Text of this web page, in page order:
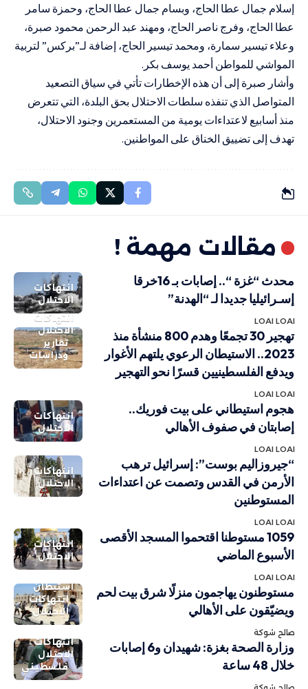
إسلام جمال عطا الحاج، وبسام جمال عطا الحاج، وحمزة سامر
عطا الحاج، وفرج ناصر الحاج، ومهند عبد الرحمن محمود صبرة،
وعلاء تيسير سمارة، ومحمد تيسير الحاج، إضافة لـ”بركس” لتربية
المواشي للمواطن أحمد يوسف بكر.
وأشار صبرة إلى أن هذه الإخطارات تأتي في سياق التصعيد
المتواصل الذي تنفذه سلطات الاحتلال بحق البلدة، التي تتعرض
منذ أسابيع لاعتداءات يومية من المستعمرين وجنود الاحتلال،
تهدف إلى تضييق الخناق على المواطنين.
مقالات مهمة !
انتهاكات
الاحتلال
محدث “غزة “.. إصابات بـ 16خرقا
إسـرائيليا جديدا لـ “الهدنة”
LOAI LOAI
انتهاكات
الاحتلال
تقارير
ودراسات
تهجير 30 تجمعًا وهدم 800 منشأة منذ
2023.. الاستيطان الرعوي يلتهم الأغوار
ويدفع الفلسطينيين قسرًا نحو التهجير
LOAI LOAI
انتهاكات
الاحتلال
هجوم استيطاني على بيت فوريك..
إصابتان في صفوف الأهالي
LOAI LOAI
انتهاكات
الاحتلال
“جيروزاليم بوست”: إسرائيل ترهب
الأرمن في القدس وتصمت عن اعتداءات
المستوطنين
LOAI LOAI
انتهاكات
الاحتلال
1059 مستوطنا اقتحموا المسجد الأقصى
الأسبوع الماضي
LOAI LOAI
استيطان
انتهاكات
الاحتلال
مستوطنون يهاجمون منزلًا شرق بيت لحم
ويضيّقون على الأهالي
صالح شوكة
انتهاكات
الاحتلال
فلسطيني
وزارة الصحة بغزة: شهيدان و6 إصابات
خلال 48 ساعة